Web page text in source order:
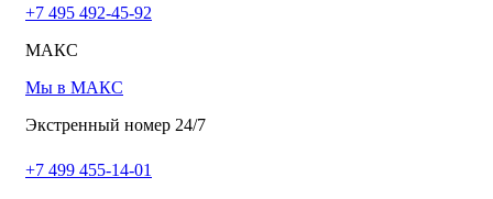
+7 495 492-45-92
МАКС
Мы в МАКС
Экстренный номер 24/7
+7 499 455-14-01